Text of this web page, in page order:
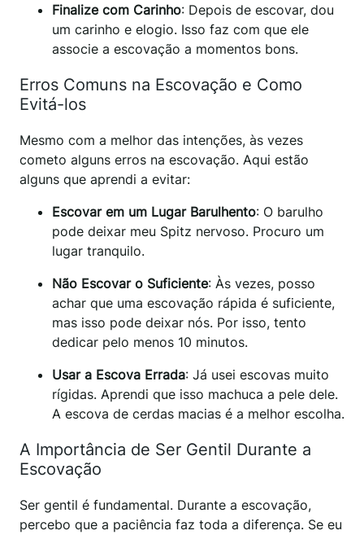
Finalize com Carinho: Depois de escovar, dou
um carinho e elogio. Isso faz com que ele
associe a escovação a momentos bons.
Erros Comuns na Escovação e Como
Evitá-los
Mesmo com a melhor das intenções, às vezes
cometo alguns erros na escovação. Aqui estão
alguns que aprendi a evitar:
Escovar em um Lugar Barulhento: O barulho
pode deixar meu Spitz nervoso. Procuro um
lugar tranquilo.
Não Escovar o Suficiente: Às vezes, posso
achar que uma escovação rápida é suficiente,
mas isso pode deixar nós. Por isso, tento
dedicar pelo menos 10 minutos.
Usar a Escova Errada: Já usei escovas muito
rígidas. Aprendi que isso machuca a pele dele.
A escova de cerdas macias é a melhor escolha.
A Importância de Ser Gentil Durante a
Escovação
Ser gentil é fundamental. Durante a escovação,
percebo que a paciência faz toda a diferença. Se eu